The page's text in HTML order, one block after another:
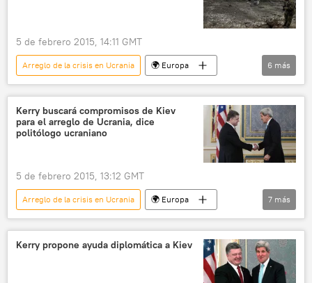
5 de febrero 2015, 14:11 GMT
Arreglo de la crisis en Ucrania
🌍 Europa
Internacional
Ucrania
Donbás
Alexandr Lukashévich
Rusia
noticias
6 más
Kerry buscará compromisos de Kiev
para el arreglo de Ucrania, dice
politólogo ucraniano
5 de febrero 2015, 13:12 GMT
Arreglo de la crisis en Ucrania
🌍 Europa
Internacional
Ucrania
EEUU
Petró Poroshenko
7 más
Kerry propone ayuda diplomática a Kiev